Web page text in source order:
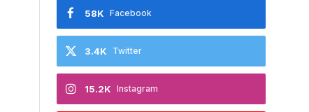
Facebook
58K
Twitter
3.4K
Instagram
15.2K